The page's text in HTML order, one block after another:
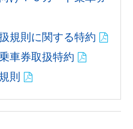
規則に関する特約
車券取扱特約
則